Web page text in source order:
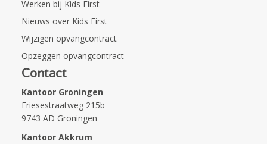
Werken bij Kids First
Nieuws over Kids First
Wijzigen opvangcontract
Opzeggen opvangcontract
Contact
Kantoor Groningen
Friesestraatweg 215b
9743 AD Groningen
Kantoor Akkrum